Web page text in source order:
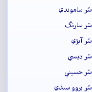
سُر سامونڊي
سُر سارنگ
سُر آبڙي
سُر ديسي
سُر حسيني
سُر بروو سنڌي